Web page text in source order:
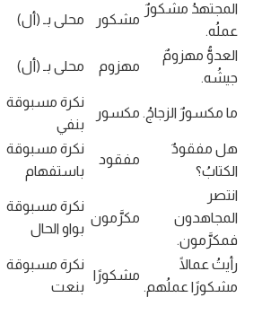
المجتهدُ مشكورٌ
عملُه.
مشكور محلى بـ (أل)
العدوُّ مهزومٌ
جيشُه.
مهزوم محلى بـ (أل)
ما مكسورٌ الزجاجُ. مكسور
نكرة مسبوقة
بنفي
هل مفقودٌ
الكتابُ؟
مفقود
نكرة مسبوقة
باستفهام
انتصر
المجاهدون
فمكرَّمون.
مكرَّمون
نكرة مسبوقة
بواو الحال
رأيتُ عمالًا
مشكورًا عملُهم.
مشكورًا
نكرة مسبوقة
بنعت